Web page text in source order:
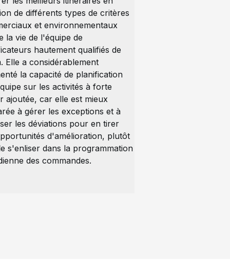
de différents types de critères
et environnementaux
la vie de l'équipe de
hautement qualifiés de
Elle a considérablement
la capacité de planification
sur les activités à forte
ajoutée, car elle est mieux
à gérer les exceptions et à
les déviations pour en tirer
d'amélioration, plutôt
s'enliser dans la programmation
des commandes.